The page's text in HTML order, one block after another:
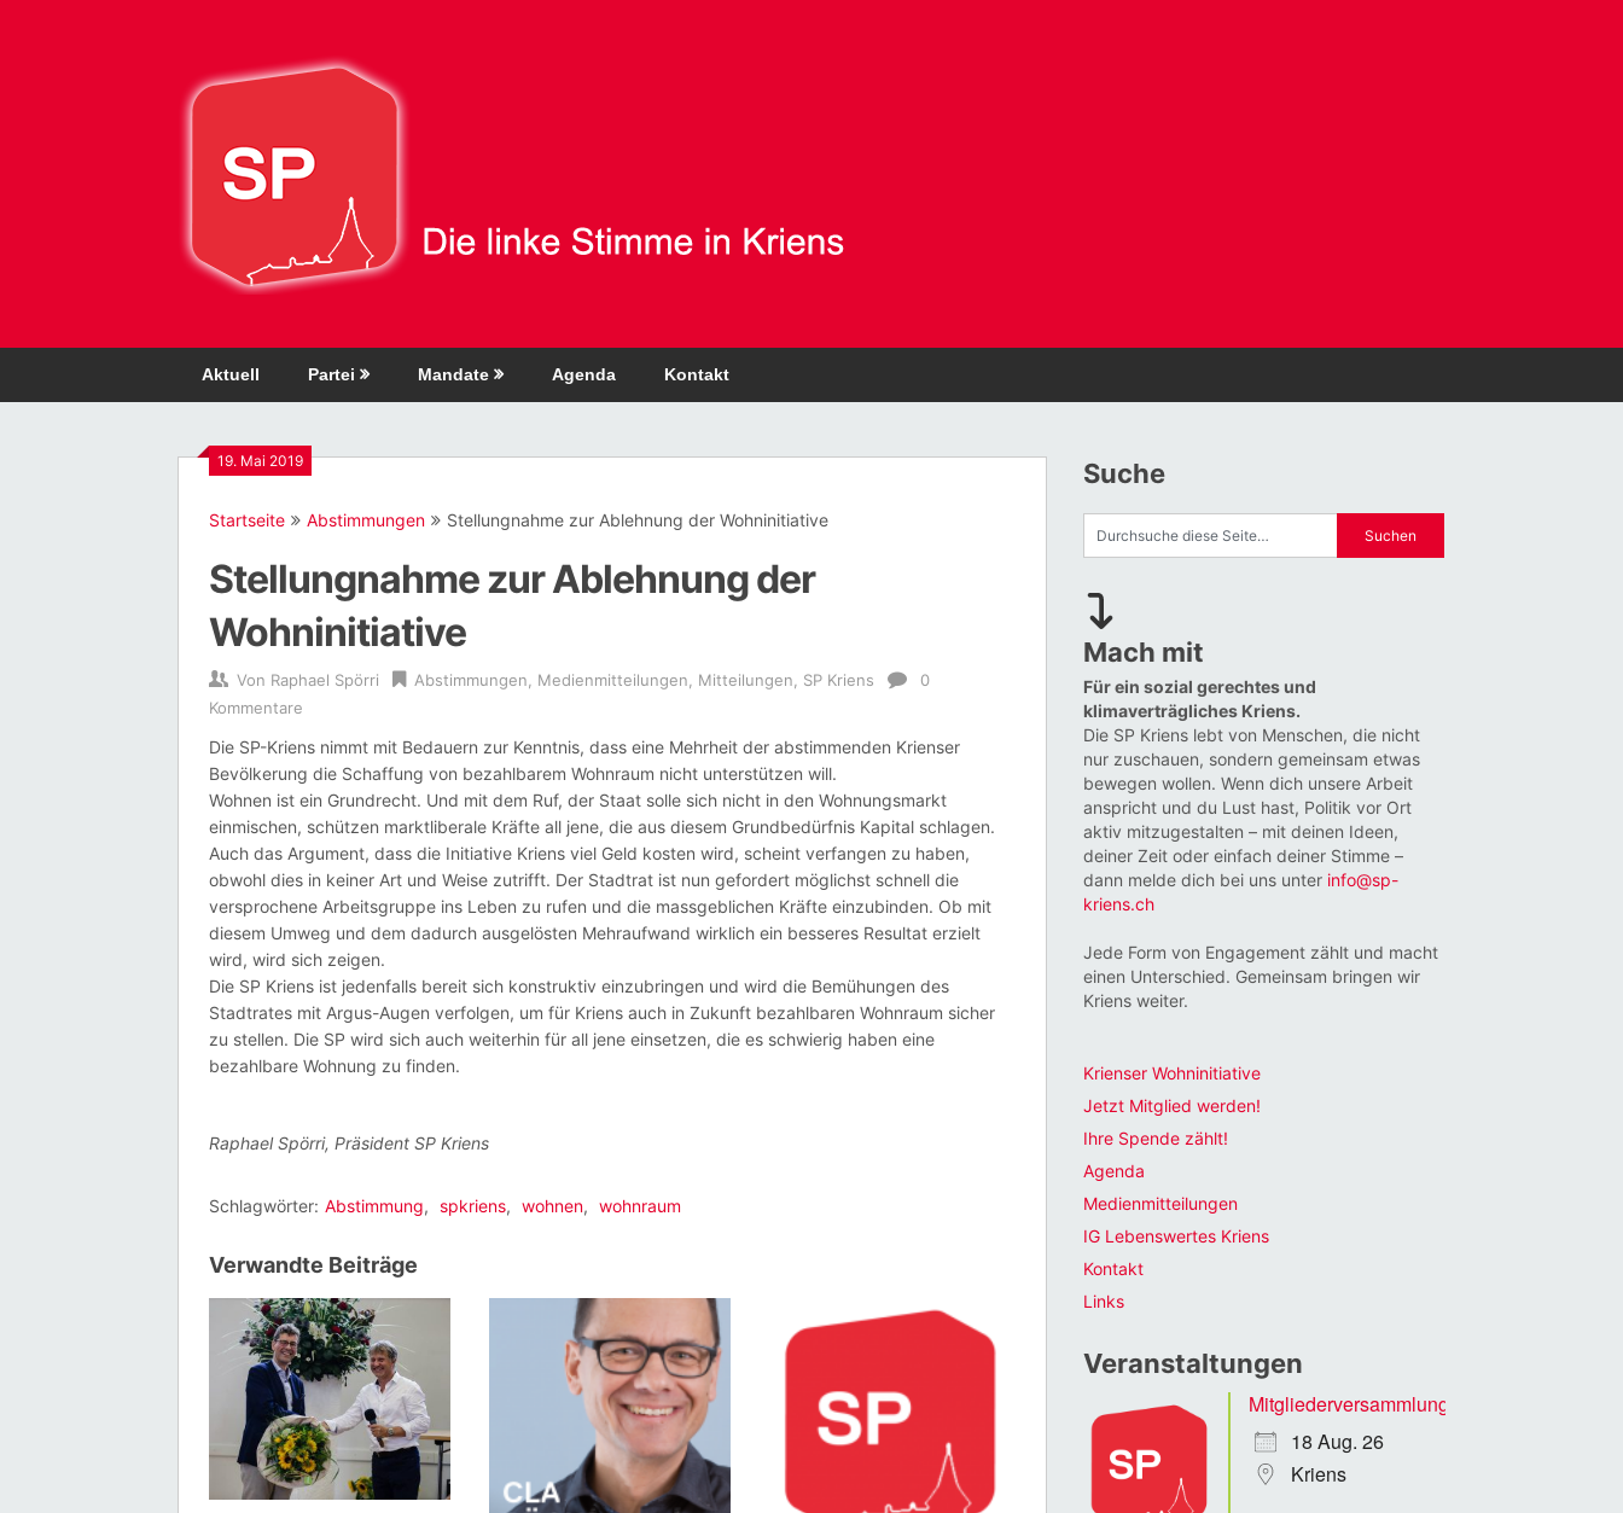
Aktuell Partei Mandate Agenda Kontakt
19. Mai 2019
Startseite Abstimmungen Stellungnahme zur Ablehnung der Wohninitiative
Stellungnahme zur Ablehnung der
Wohninitiative
Von Raphael Spörri Abstimmungen Medienmitteilungen Mitteilungen SP Kriens
0
Kommentare
Die SP-Kriens nimmt mit Bedauern zur Kenntnis, dass eine Mehrheit der abstimmenden Krienser
Bevölkerung die Schaffung von bezahlbarem Wohnraum nicht unterstützen will.
Wohnen ist ein Grundrecht. Und mit dem Ruf, der Staat solle sich nicht in den Wohnungsmarkt
einmischen, schützen marktliberale Kräfte all jene, die aus diesem Grundbedürfnis Kapital schlagen.
Auch das Argument, dass die Initiative Kriens viel Geld kosten wird, scheint verfangen zu haben,
obwohl dies in keiner Art und Weise zutrifft. Der Stadtrat ist nun gefordert möglichst schnell die
versprochene Arbeitsgruppe ins Leben zu rufen und die massgeblichen Kräfte einzubinden. Ob mit
diesem Umweg und dem dadurch ausgelösten Mehraufwand wirklich ein besseres Resultat erzielt
wird, wird sich zeigen.
Die SP Kriens ist jedenfalls bereit sich konstruktiv einzubringen und wird die Bemühungen des
Stadtrates mit Argus-Augen verfolgen, um für Kriens auch in Zukunft bezahlbaren Wohnraum sicher
zu stellen. Die SP wird sich auch weiterhin für all jene einsetzen, die es schwierig haben eine
bezahlbare Wohnung zu finden.
Raphael Spörri, Präsident SP Kriens
Schlagwörter: Abstimmung, spkriens, wohnen, wohnraum
Verwandte Beiträge
Suche
Mach mit
Für ein sozial gerechtes und
klimaverträgliches Kriens.
Die SP Kriens lebt von Menschen, die nicht
nur zuschauen, sondern gemeinsam etwas
bewegen wollen. Wenn dich unsere Arbeit
anspricht und du Lust hast, Politik vor Ort
aktiv mitzugestalten – mit deinen Ideen,
deiner Zeit oder einfach deiner Stimme –
dann melde dich bei uns unter info@sp-
kriens.ch
Jede Form von Engagement zählt und macht
einen Unterschied. Gemeinsam bringen wir
Kriens weiter.
Krienser Wohninitiative
Jetzt Mitglied werden!
Ihre Spende zählt!
Agenda
Medienmitteilungen
IG Lebenswertes Kriens
Kontakt
Links
Veranstaltungen
Mitgliederversammlung
18 Aug. 26
Kriens